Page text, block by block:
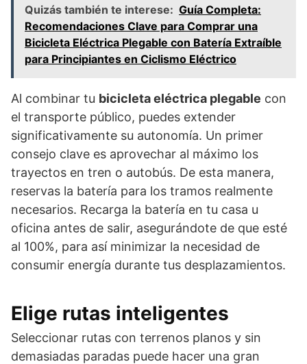
Quizás también te interese: Guía Completa:
Recomendaciones Clave para Comprar una
Bicicleta Eléctrica Plegable con Batería Extraíble
para Principiantes en Ciclismo Eléctrico
Al combinar tu bicicleta eléctrica plegable con
el transporte público, puedes extender
significativamente su autonomía. Un primer
consejo clave es aprovechar al máximo los
trayectos en tren o autobús. De esta manera,
reservas la batería para los tramos realmente
necesarios. Recarga la batería en tu casa u
oficina antes de salir, asegurándote de que esté
al 100%, para así minimizar la necesidad de
consumir energía durante tus desplazamientos.
Elige rutas inteligentes
Seleccionar rutas con terrenos planos y sin
demasiadas paradas puede hacer una gran